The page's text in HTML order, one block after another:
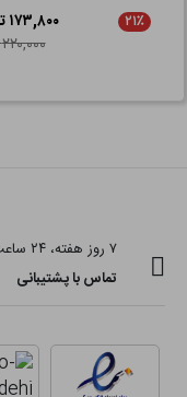
۲۱٪
۱۷۳,۸۰۰ تومان
۲۲۰,۰۰۰ تومان
۷ روز هفته، ۲۴ ساعت
تماس با پشتیبانی